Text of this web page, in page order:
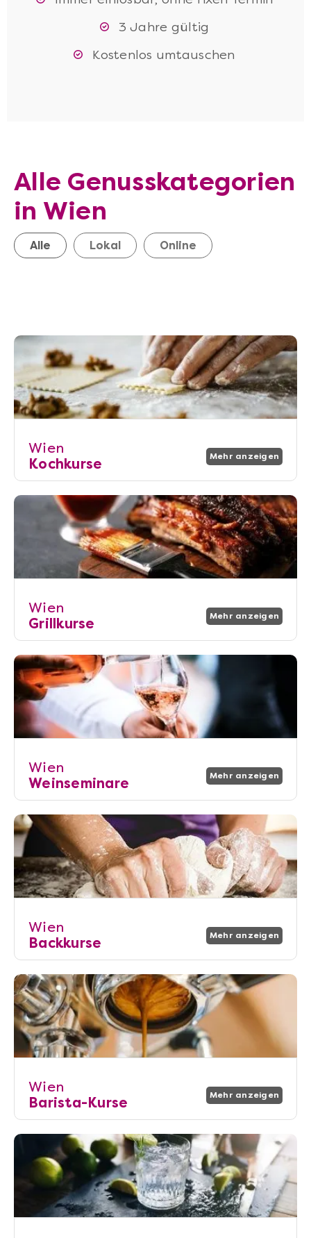
3 Jahre gültig
Kostenlos umtauschen
Alle Genusskategorien
in Wien
Alle Lokal Online
Wien
Kochkurse
Mehr anzeigen
Wien
Grillkurse
Mehr anzeigen
Wien
Weinseminare
Mehr anzeigen
Wien
Backkurse
Mehr anzeigen
Wien
Barista-Kurse
Mehr anzeigen